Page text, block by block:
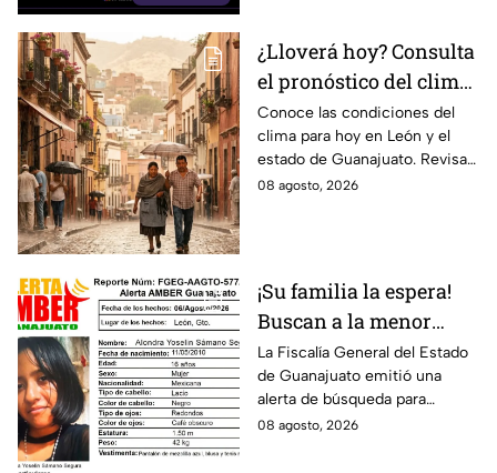
¿Lloverá hoy? Consulta
el pronóstico del clima
para León y el estado
de Guanajuato este
sábado
Conoce las condiciones del
clima para hoy en León y el
estado de Guanajuato. Revisa
el pronóstico de temperaturas,
08 agosto, 2026
¡Su familia la espera!
Buscan a la menor
Alondra Yoselin
Samano Segura
desaparecida en León
La Fiscalía General del Estado
de Guanajuato emitió una
alerta de búsqueda para
localizar a la menor Alondra
08 agosto, 2026